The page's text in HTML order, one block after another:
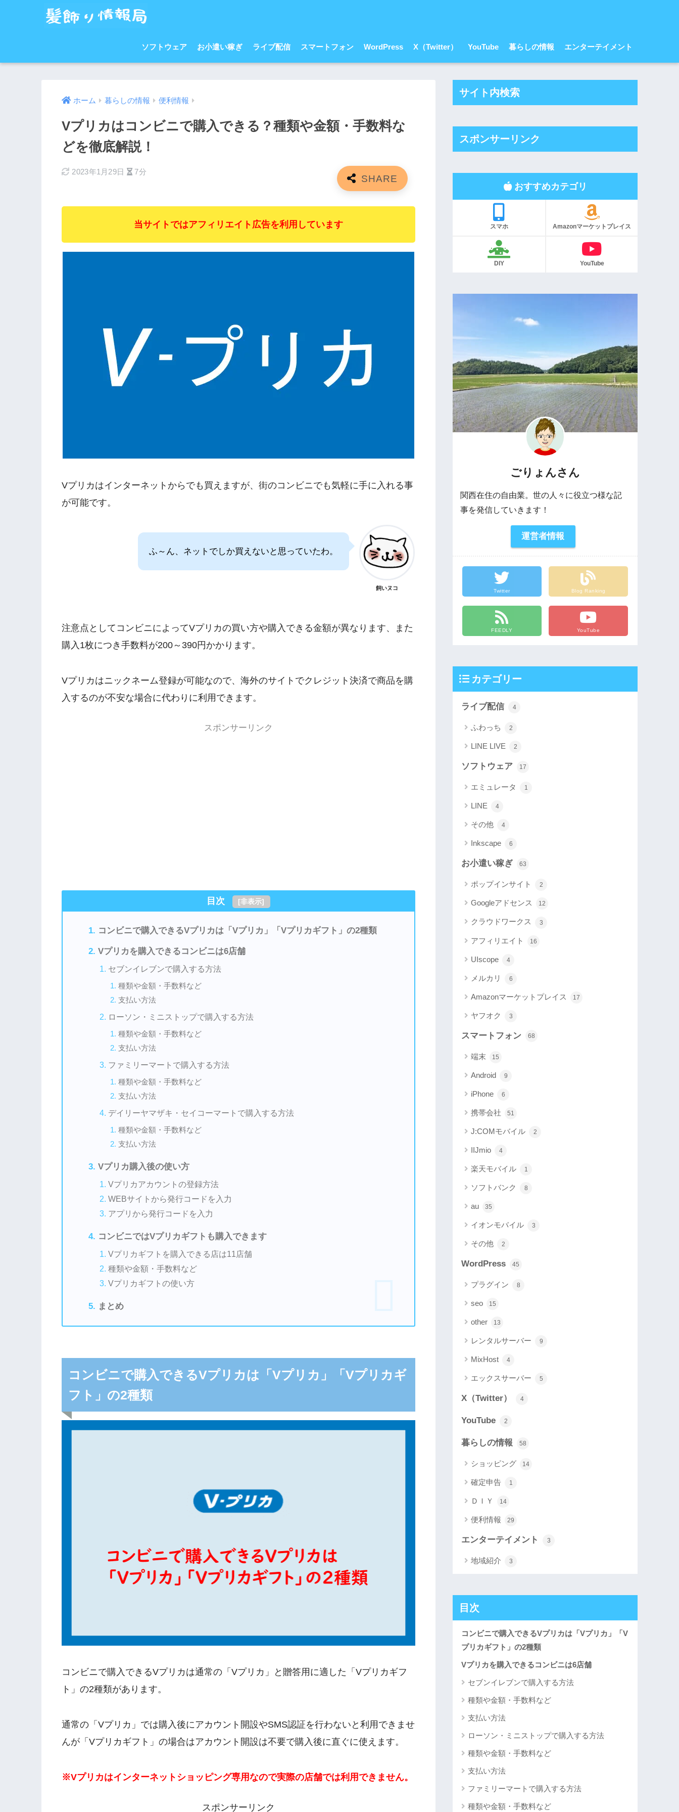
ソフトウェア お小遣い稼ぎ ライブ配信 スマートフォン WordPress X（Twitter） YouTube 暮らしの情報 エンターテイメント
ホーム 暮らしの情報 便利情報
Vプリカはコンビニで購入できる？種類や金額・手数料な
どを徹底解説！
2023年1月29日 7分
当サイトではアフィリエイト広告を利用しています
Vプリカはインターネットからでも買えますが、街のコンビニでも気軽に手に入れる事
が可能です。
ふ～ん、ネットでしか買えないと思っていたわ。
飼いヌコ
注意点としてコンビニによってVプリカの買い方や購入できる金額が異なります、また
購入1枚につき手数料が200～390円かかります。
Vプリカはニックネーム登録が可能なので、海外のサイトでクレジット決済で商品を購
入するのが不安な場合に代わりに利用できます。
スポンサーリンク
目次 [非表示]
コンビニで購入できるVプリカは「Vプリカ」「Vプリカギフト」の2種類
Vプリカを購入できるコンビニは6店舗
セブンイレブンで購入する方法
種類や金額・手数料など
支払い方法
ローソン・ミニストップで購入する方法
種類や金額・手数料など
支払い方法
ファミリーマートで購入する方法
種類や金額・手数料など
支払い方法
デイリーヤマザキ・セイコーマートで購入する方法
種類や金額・手数料など
支払い方法
Vプリカ購入後の使い方
Vプリカアカウントの登録方法
WEBサイトから発行コードを入力
アプリから発行コードを入力
コンビニではVプリカギフトも購入できます
Vプリカギフトを購入できる店は11店舗
種類や金額・手数料など
Vプリカギフトの使い方
まとめ
コンビニで購入できるVプリカは「Vプリカ」「Vプリカギ
フト」の2種類
コンビニで購入できるVプリカは通常の「Vプリカ」と贈答用に適した「Vプリカギフ
ト」の2種類があります。
通常の「Vプリカ」では購入後にアカウント開設やSMS認証を行わないと利用できませ
んが「Vプリカギフト」の場合はアカウント開設は不要で購入後に直ぐに使えます。
※Vプリカはインターネットショッピング専用なので実際の店舗では利用できません。
スポンサーリンク
サイト内検索
スポンサーリンク
おすすめカテゴリ
スマホ Amazonマーケットプレイス
DIY YouTube
ごりょんさん
関西在住の自由業。世の人々に役立つ様な記
事を発信していきます！
運営者情報
Twitter Blog Ranking
FEEDLY YouTube
カテゴリー
ライブ配信 4
ふわっち 2
LINE LIVE 2
ソフトウェア 17
エミュレータ 1
LINE 4
その他 4
Inkscape 6
お小遣い稼ぎ 63
ポップインサイト 2
Googleアドセンス 12
クラウドワークス 3
アフィリエイト 16
UIscope 4
メルカリ 6
Amazonマーケットプレイス 17
ヤフオク 3
スマートフォン 68
端末 15
Android 9
iPhone 6
携帯会社 51
J:COMモバイル 2
IIJmio 4
楽天モバイル 1
ソフトバンク 8
au 35
イオンモバイル 3
その他 2
WordPress 45
プラグイン 8
seo 15
other 13
レンタルサーバー 9
MixHost 4
エックスサーバー 5
X（Twitter） 4
YouTube 2
暮らしの情報 58
ショッピング 14
確定申告 1
ＤＩＹ 14
便利情報 29
エンターテイメント 3
地域紹介 3
目次
コンビニで購入できるVプリカは「Vプリカ」「V
プリカギフト」の2種類
Vプリカを購入できるコンビニは6店舗
セブンイレブンで購入する方法
種類や金額・手数料など
支払い方法
ローソン・ミニストップで購入する方法
種類や金額・手数料など
支払い方法
ファミリーマートで購入する方法
種類や金額・手数料など